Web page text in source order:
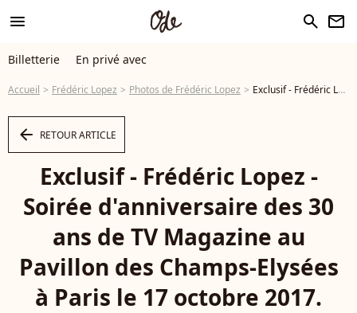
menu search newsletter
Billetterie En privé avec
Accueil Frédéric Lopez Photos de Frédéric Lopez Exclusif - Frédéric Lopez - Soirée d'anniversaire des 30 ans de TV Magazine au Pavillon des Champs-Elysées à Paris le 17 octobre 2017. © Coadic Guirec/Bestimage - Photo
arrow_left RETOUR ARTICLE
Exclusif - Frédéric Lopez -
Soirée d'anniversaire des 30
ans de TV Magazine au
Pavillon des Champs-Elysées
à Paris le 17 octobre 2017.